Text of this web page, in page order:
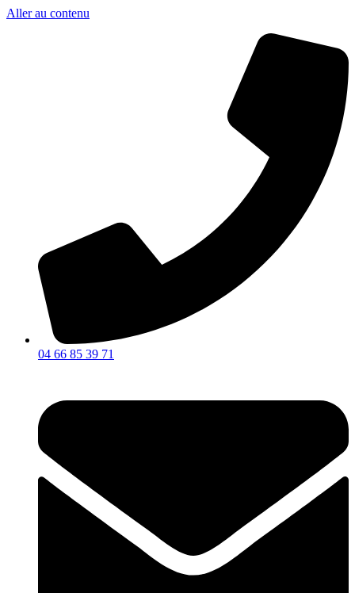
Aller au contenu
04 66 85 39 71